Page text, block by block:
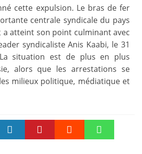
cette expulsion. Le bras de fer
centrale syndicale du pays
a atteint son point culminant avec
syndicaliste Anis Kaabi, le 31
situation est de plus en plus
alors que les arrestations se
milieux politique, médiatique et